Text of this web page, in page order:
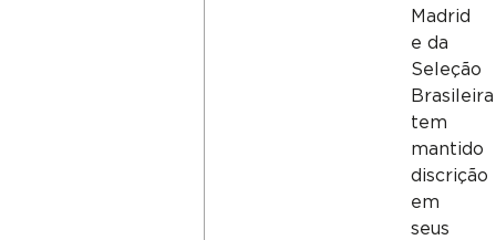
Madrid
e da
Seleção
Brasileira
tem
mantido
discrição
em
seus